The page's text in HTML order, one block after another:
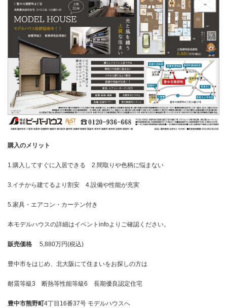
購入のメリット
1.購入してすぐに入居できる 2.間取りや色柄に悩まない
3.イチから建てるより割安 4.設備や性能が充実
5.家具・エアコン・カーテン付き
本モデルハウスの詳細はイベントinfoよりご確認ください。
販売価格 5,880万円(税込)
豊中市をはじめ、北大阪にて住まいをお探しの方は
耐震等級3 断熱等性能等級6 長期優良認定住宅
豊中市熊野町4丁目16番37号 モデルハウスへ